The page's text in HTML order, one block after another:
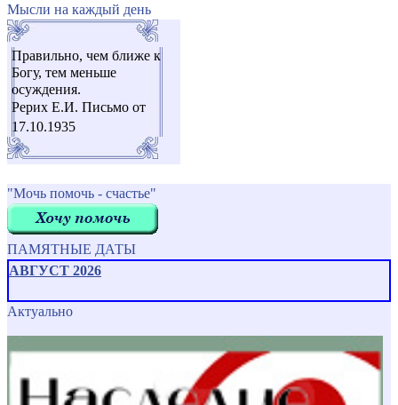
Мысли на каждый день
Правильно, чем ближе к
Богу, тем меньше
осуждения.
Рерих Е.И. Письмо от
17.10.1935
"Мочь помочь - счастье"
ПАМЯТНЫЕ ДАТЫ
АВГУСТ 2026
Актуально